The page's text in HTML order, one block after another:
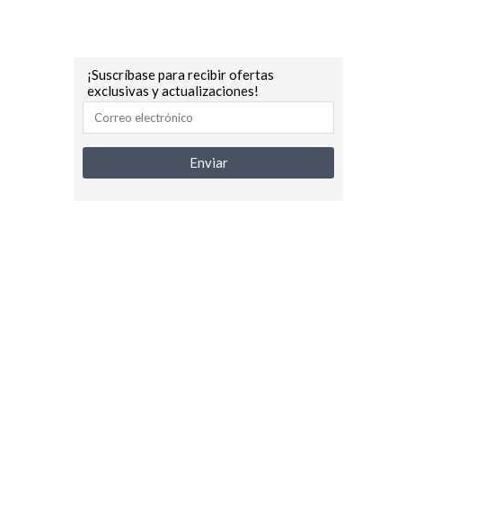
¡Suscríbase para recibir ofertas
exclusivas y actualizaciones!